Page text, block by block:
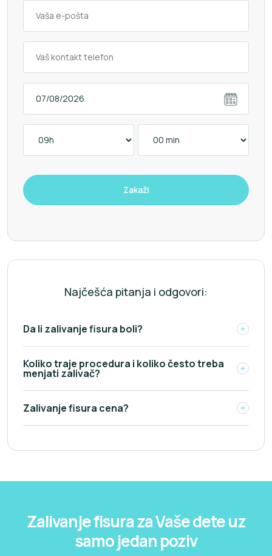
Najčešća pitanja i odgovori:
Da li zalivanje fisura boli?
Koliko traje procedura i koliko često treba
menjati zalivač?
Zalivanje fisura cena?
Zalivanje fisura za Vaše dete uz
samo jedan poziv